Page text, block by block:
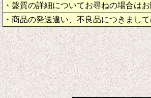
・盤質の詳細についてお尋ねの場合はお
・商品の発送違い、不良品につきまし